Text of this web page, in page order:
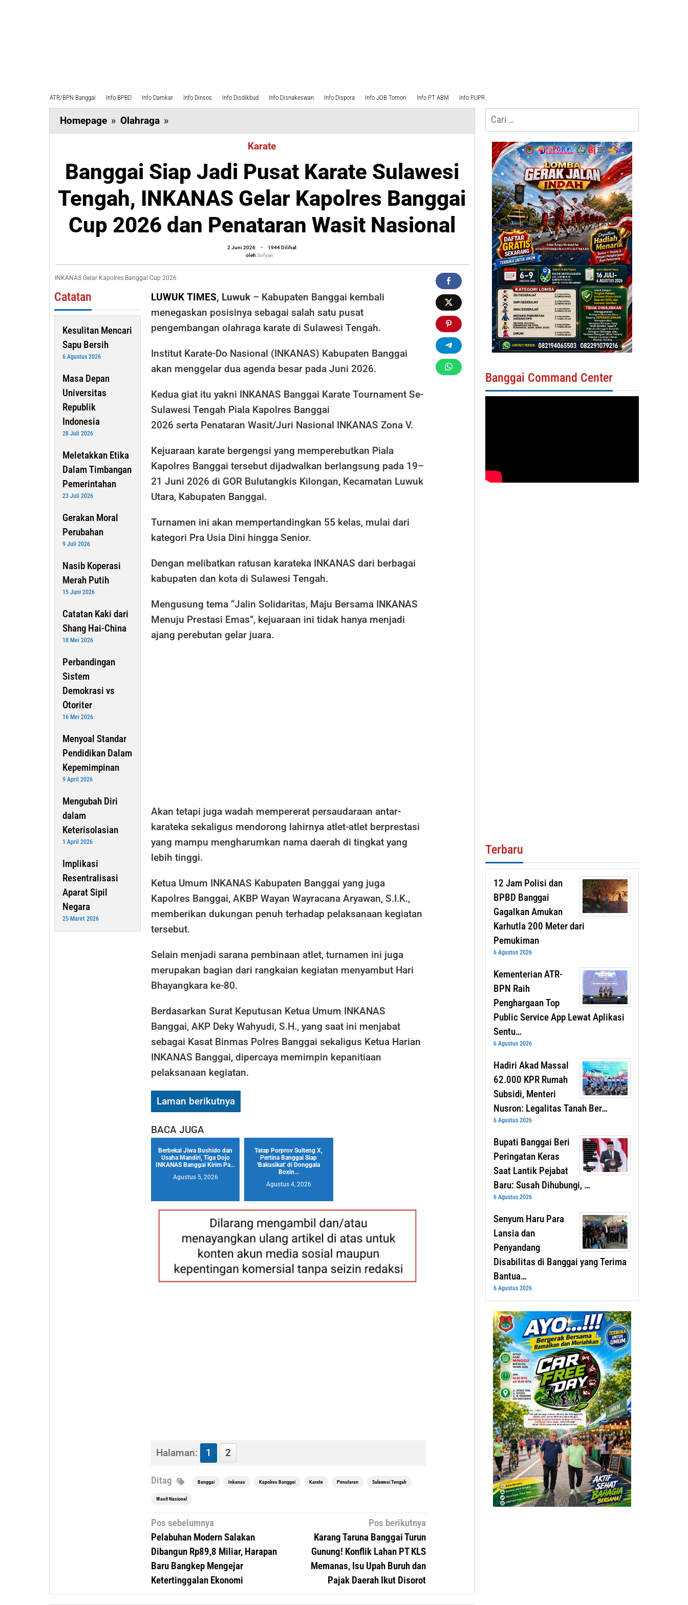
ATR/BPN Banggai Info BPBD Info Damkar Info Dinsos Info Disdikbud Info Disnakeswan Info Dispora Info JOB Tomori Info PT ABM Info PUPR
Homepage » Olahraga »
Siap
Karate
Sulawesi
Tengah,
INKANAS
Gelar
Banggai
Cup
2026
Penataran
Wasit
Nasional
Karate
Banggai Siap Jadi Pusat Karate Sulawesi
Tengah, INKANAS Gelar Kapolres Banggai
Cup 2026 dan Penataran Wasit Nasional
2 Juni 2026
oleh
Sofyan
-
1944 Dilihat
oleh Sofyan
INKANAS Gelar Kapolres Banggai Cup 2026
Catatan
Kesulitan Mencari
Sapu Bersih
6 Agustus 2026
Masa Depan
Universitas
Republik
Indonesia
28 Juli 2026
Meletakkan Etika
Dalam Timbangan
Pemerintahan
23 Juli 2026
Gerakan Moral
Perubahan
9 Juli 2026
Nasib Koperasi
Merah Putih
15 Juni 2026
Catatan Kaki dari
Shang Hai-China
18 Mei 2026
Perbandingan
Sistem
Demokrasi vs
Otoriter
16 Mei 2026
Menyoal Standar
Pendidikan Dalam
Kepemimpinan
9 April 2026
Mengubah Diri
dalam
Keterisolasian
1 April 2026
Implikasi
Resentralisasi
Aparat Sipil
Negara
25 Maret 2026
LUWUK TIMES, Luwuk– Kabupaten Banggai kembali
menegaskan posisinya sebagai salah satu pusat
pengembangan olahraga karate di Sulawesi Tengah.
Institut Karate-Do Nasional (INKANAS) Kabupaten Banggai
akan menggelar dua agenda besar pada Juni 2026.
Kedua giat itu yakni INKANAS Banggai Karate Tournament Se-
Sulawesi Tengah Piala Kapolres Banggai
2026 serta Penataran Wasit/Juri Nasional INKANAS Zona V.
Kejuaraan karate bergengsi yang memperebutkan Piala
Kapolres Banggai tersebut dijadwalkan berlangsung pada 19–
21 Juni 2026 di GOR Bulutangkis Kilongan, Kecamatan Luwuk
Utara, Kabupaten Banggai.
Turnamen ini akan mempertandingkan 55 kelas, mulai dari
kategori Pra Usia Dini hingga Senior.
Dengan melibatkan ratusan karateka INKANAS dari berbagai
kabupaten dan kota di Sulawesi Tengah.
Mengusung tema “Jalin Solidaritas, Maju Bersama INKANAS
Menuju Prestasi Emas”, kejuaraan ini tidak hanya menjadi
ajang perebutan gelar juara.
Akan tetapi juga wadah mempererat persaudaraan antar-
karateka sekaligus mendorong lahirnya atlet-atlet berprestasi
yang mampu mengharumkan nama daerah di tingkat yang
lebih tinggi.
Ketua Umum INKANAS Kabupaten Banggai yang juga
Kapolres Banggai, AKBP Wayan Wayracana Aryawan, S.I.K.,
memberikan dukungan penuh terhadap pelaksanaan kegiatan
tersebut.
Selain menjadi sarana pembinaan atlet, turnamen ini juga
merupakan bagian dari rangkaian kegiatan menyambut Hari
Bhayangkara ke-80.
Berdasarkan Surat Keputusan Ketua Umum INKANAS
Banggai, AKP Deky Wahyudi, S.H., yang saat ini menjabat
sebagai Kasat Binmas Polres Banggai sekaligus Ketua Harian
INKANAS Banggai, dipercaya memimpin kepanitiaan
pelaksanaan kegiatan.
Laman berikutnya
BACA JUGA
Berbekal Jiwa Bushido dan
Usaha Mandiri, Tiga Dojo
INKANAS Banggai Kirim Pa...
Agustus 5, 2026
Tatap Porprov Sulteng X,
Pertina Banggai Siap
'Bakusikat' di Donggala
Boxin...
Agustus 4, 2026
Halaman: 1 2
Ditag Banggai Inkanas Kapolres Banggai Karate Penataran Sulawesi Tengah
Wasit Nasional
Navigasi
pos
Pos sebelumnya
Pelabuhan Modern Salakan
Dibangun Rp89,8 Miliar, Harapan
Baru Bangkep Mengejar
Ketertinggalan Ekonomi
Pos berikutnya
Karang Taruna Banggai Turun
Gunung! Konflik Lahan PT KLS
Memanas, Isu Upah Buruh dan
Pajak Daerah Ikut Disorot
Cari
untuk:
Banggai Command Center
Terbaru
12 Jam Polisi dan
BPBD Banggai
Gagalkan Amukan
Karhutla 200 Meter dari
Pemukiman
6 Agustus 2026
Kementerian ATR-
BPN Raih
Penghargaan Top
Public Service App Lewat Aplikasi
Sentu…
6 Agustus 2026
Hadiri Akad Massal
62.000 KPR Rumah
Subsidi, Menteri
Nusron: Legalitas Tanah Ber…
6 Agustus 2026
Bupati Banggai Beri
Peringatan Keras
Saat Lantik Pejabat
Baru: Susah Dihubungi, …
6 Agustus 2026
Senyum Haru Para
Lansia dan
Penyandang
Disabilitas di Banggai yang Terima
Bantua…
6 Agustus 2026